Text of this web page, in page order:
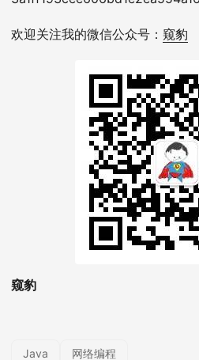
欢迎关注我的微信公众号： 窥豹
窥豹
Java 网络编程